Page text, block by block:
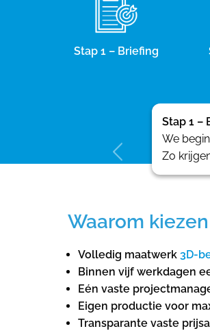
Stap 1 – Briefing
Stap 1 –
We
Zo
Waarom
Volledig maatwerk 3D-
Binnen vijf werkdagen
Eén vaste
Eigen productie voor
Transparante vaste